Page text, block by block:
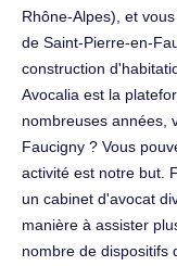
Rhône-Alpes), et
de Saint-Pierre-en-
construction
Avocalia est la
nombreuses années,
Faucigny ? Vous
activité est notre but.
un cabinet d'avocat
manière à assister
nombre de dispositifs